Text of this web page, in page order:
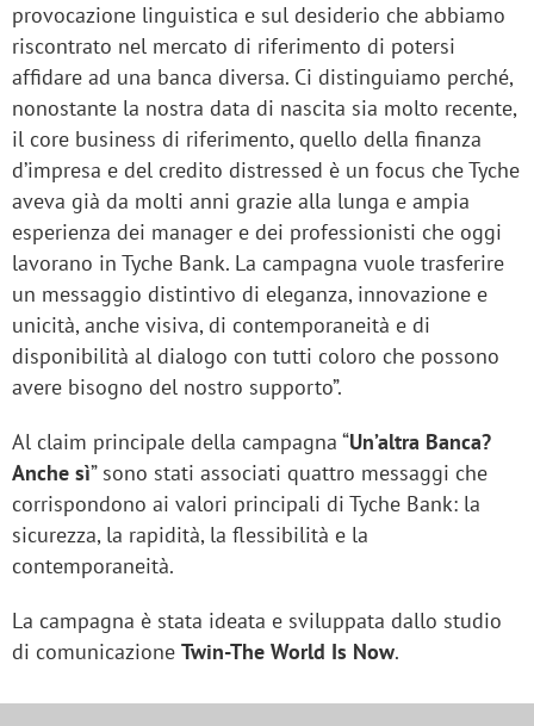
provocazione linguistica e sul desiderio che abbiamo
riscontrato nel mercato di riferimento di potersi
affidare ad una banca diversa. Ci distinguiamo perché,
nonostante la nostra data di nascita sia molto recente,
il core business di riferimento, quello della finanza
d’impresa e del credito distressed è un focus che Tyche
aveva già da molti anni grazie alla lunga e ampia
esperienza dei manager e dei professionisti che oggi
lavorano in Tyche Bank. La campagna vuole trasferire
un messaggio distintivo di eleganza, innovazione e
unicità, anche visiva, di contemporaneità e di
disponibilità al dialogo con tutti coloro che possono
avere bisogno del nostro supporto”.
Al claim principale della campagna “Un’altra Banca?
Anche sì” sono stati associati quattro messaggi che
corrispondono ai valori principali di Tyche Bank: la
sicurezza, la rapidità, la flessibilità e la
contemporaneità.
La campagna è stata ideata e sviluppata dallo studio
di comunicazione Twin-The World Is Now.